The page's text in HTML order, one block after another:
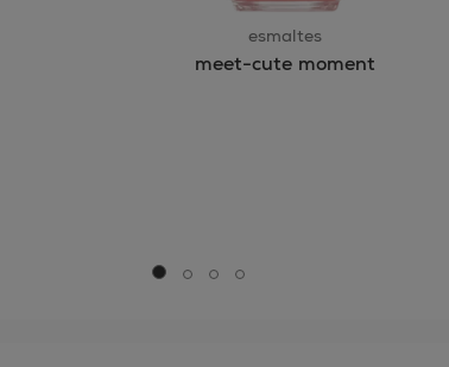
esmaltes
meet-cute moment
Ir a la diapositiva 0
Ir a la diapositiva 1
Ir a la diapositiva 2
Ir a la diapositiva 3